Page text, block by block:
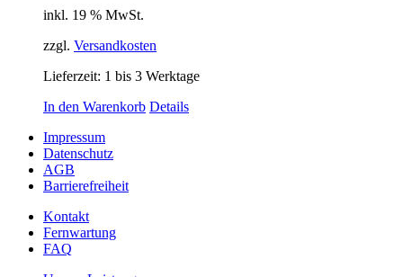
inkl. 19 % MwSt.
zzgl. Versandkosten
Lieferzeit: 1 bis 3 Werktage
In den Warenkorb Details
Impressum
Datenschutz
AGB
Barrierefreiheit
Kontakt
Fernwartung
FAQ